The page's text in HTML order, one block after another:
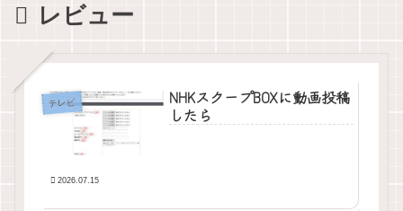
レビュー
テレビ
NHKスクープBOXに動画投稿
したら
2026.07.15